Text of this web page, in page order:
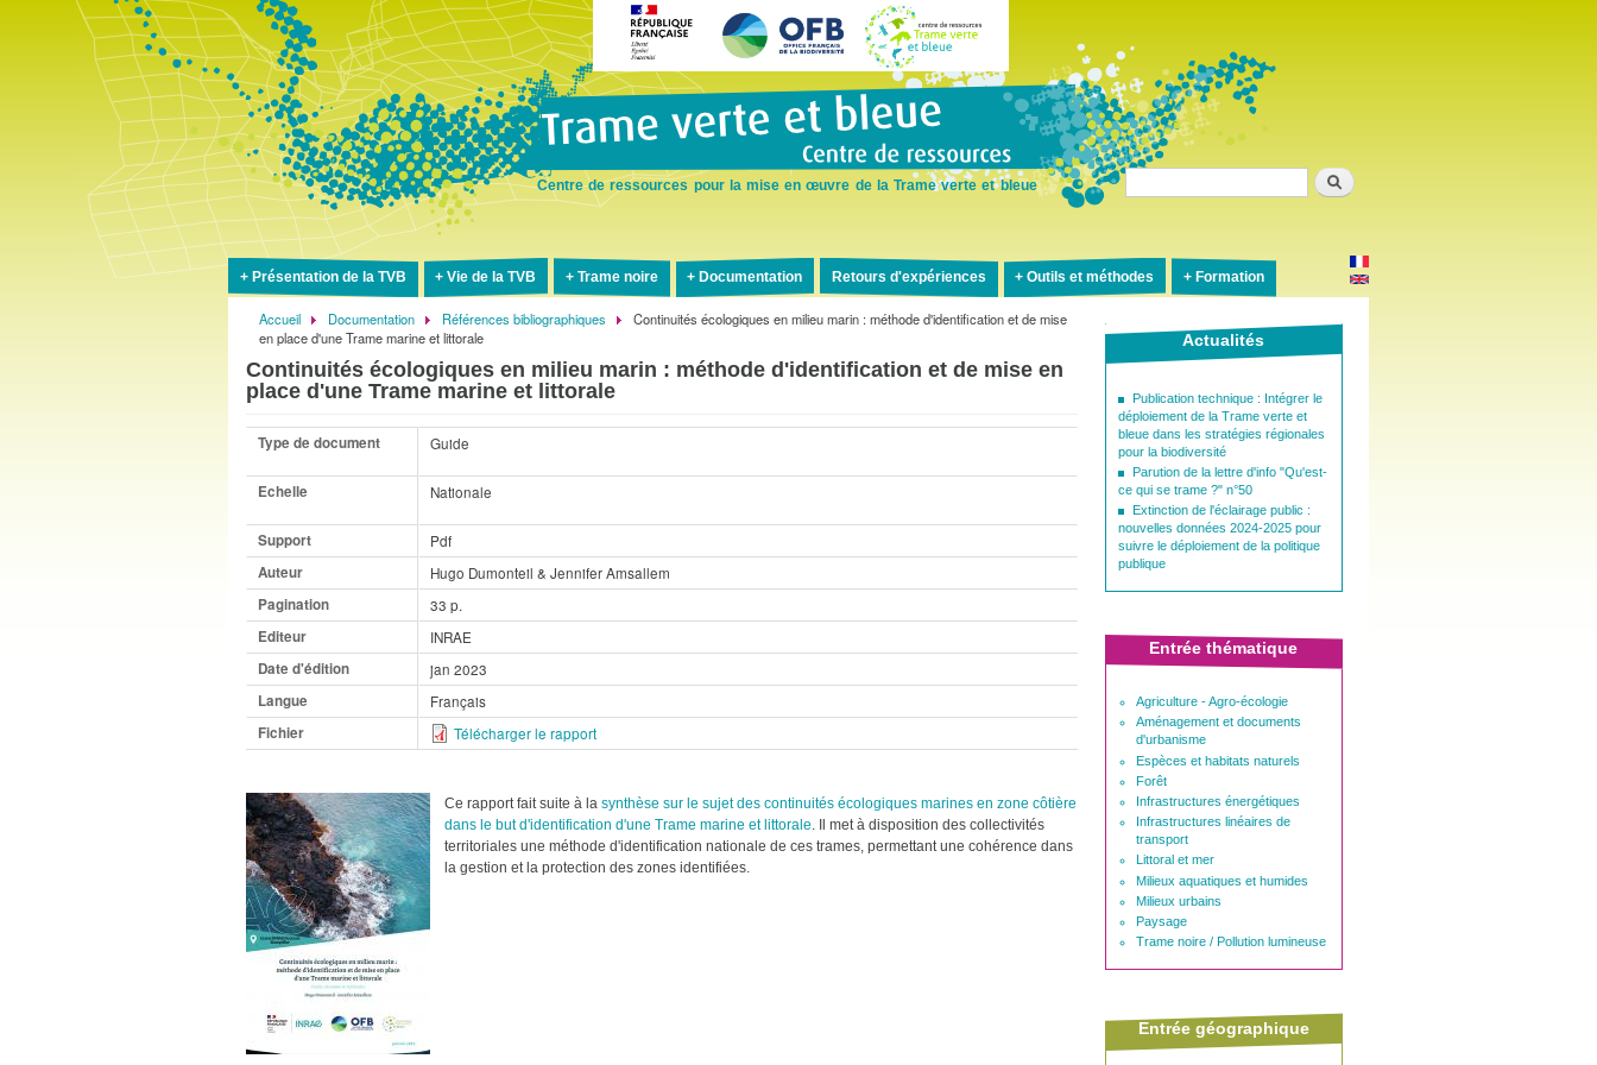
au
contenu
Centre de ressources pour la mise en œuvre de la Trame verte et bleue
Présentation de la TVB Vie de la TVB Trame noire Documentation Retours d'expériences Outils et méthodes Formation
Fil
d'Ariane
Accueil Documentation Références bibliographiques
Continuités écologiques en milieu marin : méthode d'identification et de mise
en place d'une Trame marine et littorale
Continuités écologiques en milieu marin : méthode d'identification et de mise en
place d'une Trame marine et littorale
Type de document Guide
Echelle Nationale
Support
Pdf
Auteur
Hugo Dumonteil & Jennifer Amsallem
Pagination
33 p.
Editeur
INRAE
Date d'édition
jan 2023
Langue
Français
Fichier
Télécharger le rapport
Ce rapport fait suite à la synthèse sur le sujet des continuités écologiques marines en zone côtière
dans le but d'identification d'une Trame marine et littorale. Il met à disposition des collectivités
territoriales une méthode d'identification nationale de ces trames, permettant une cohérence dans
la gestion et la protection des zones identifiées.
Actualités
Publication technique : Intégrer le
déploiement de la Trame verte et
bleue dans les stratégies régionales
pour la biodiversité
Parution de la lettre d'info "Qu'est-
ce qui se trame ?" n°50
Extinction de l'éclairage public :
nouvelles données 2024-2025 pour
suivre le déploiement de la politique
publique
Entrée thématique
Agriculture - Agro-écologie
Aménagement et documents
d'urbanisme
Espèces et habitats naturels
Forêt
Infrastructures énergétiques
Infrastructures linéaires de
transport
Littoral et mer
Milieux aquatiques et humides
Milieux urbains
Paysage
Trame noire / Pollution lumineuse
Entrée géographique